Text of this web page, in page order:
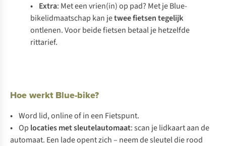
• Extra: Met een vrien(in) op pad? Met je Blue-
bikelidmaatschap kan jetwee fietsen tegelijk
ontlenen. Voor beide fietsen betaal je hetzelfde
rittarief.
Hoe werkt Blue-bike?
• Word lid, online of in een Fietspunt.
• Op locaties met sleutelautomaat: scan je lidkaart aan de
automaat. Een lade opent zich – neem de sleutel die rood